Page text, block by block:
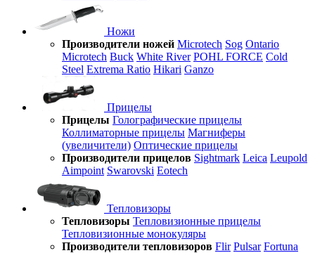
Ножи
Производители ножей Microtech Sog Ontario
Microtech Buck White River POHL FORCE Cold
Steel Extrema Ratio Hikari Ganzo
Прицелы
Прицелы Голографические прицелы
Коллиматорные прицелы Магниферы
(увеличители) Оптические прицелы
Производители прицелов Sightmark Leica Leupold
Aimpoint Swarovski Eotech
Тепловизоры
Тепловизоры Тепловизионные прицелы
Тепловизионные монокуляры
Производители тепловизоров Flir Pulsar Fortuna